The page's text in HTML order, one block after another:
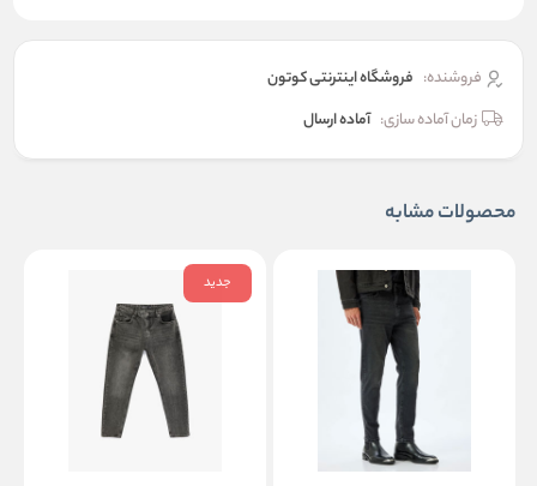
فروشنده: فروشگاه اینترنتی کوتون
زمان آماده سازی: آماده ارسال
محصولات مشابه
جدید